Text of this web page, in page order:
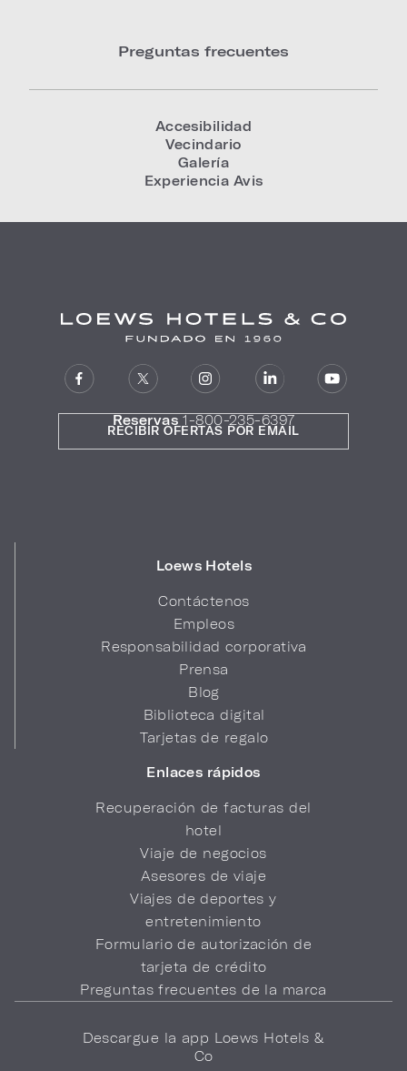
Preguntas frecuentes
Accesibilidad
Vecindario
Galería
Experiencia Avis
Reservas 1-800-235-6397
Loews Hotels
Contáctenos
Empleos
Responsabilidad corporativa
Prensa
Blog
Biblioteca digital
Tarjetas de regalo
Enlaces rápidos
Recuperación de facturas del
hotel
Viaje de negocios
Asesores de viaje
Viajes de deportes y
entretenimiento
Formulario de autorización de
tarjeta de crédito
Preguntas frecuentes de la marca
RECIBIR OFERTAS POR EMAIL
Descargue la app Loews Hotels &
Co